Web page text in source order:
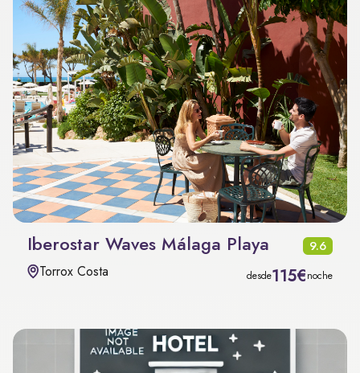
Iberostar Waves Málaga Playa 9.6
Torrox Costa desde115€noche